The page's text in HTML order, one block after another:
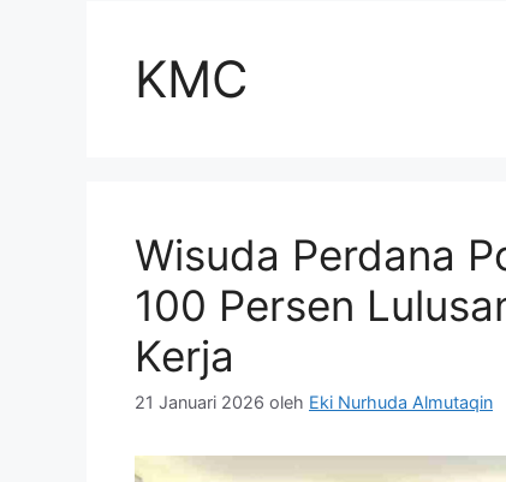
KMC
Wisuda Perdana
100 Persen
Kerja
21 Januari 2026 oleh Eki Nurhuda Almutaqin